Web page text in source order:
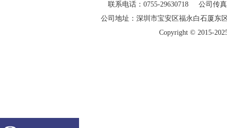
联系电话：0755-29630718 公司传
公司地址：深圳市宝安区福永白石厦
Copyright © 2015-